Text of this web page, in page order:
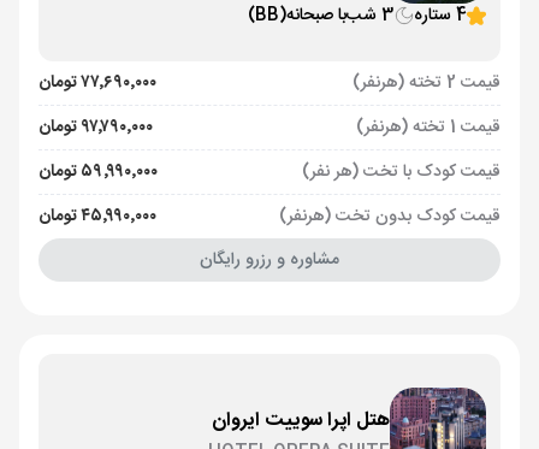
4 ستاره
3 شب با صبحانه(BB)
قیمت 2 تخته (هرنفر)
۷۷٬۶۹۰٬۰۰۰ تومان
قیمت 1 تخته (هرنفر)
۹۷٬۷۹۰٬۰۰۰ تومان
قیمت کودک با تخت (هر نفر)
۵۹٬۹۹۰٬۰۰۰ تومان
قیمت کودک بدون تخت (هرنفر)
۴۵٬۹۹۰٬۰۰۰ تومان
مشاوره و رزرو رایگان
هتل اپرا سوییت ایروان